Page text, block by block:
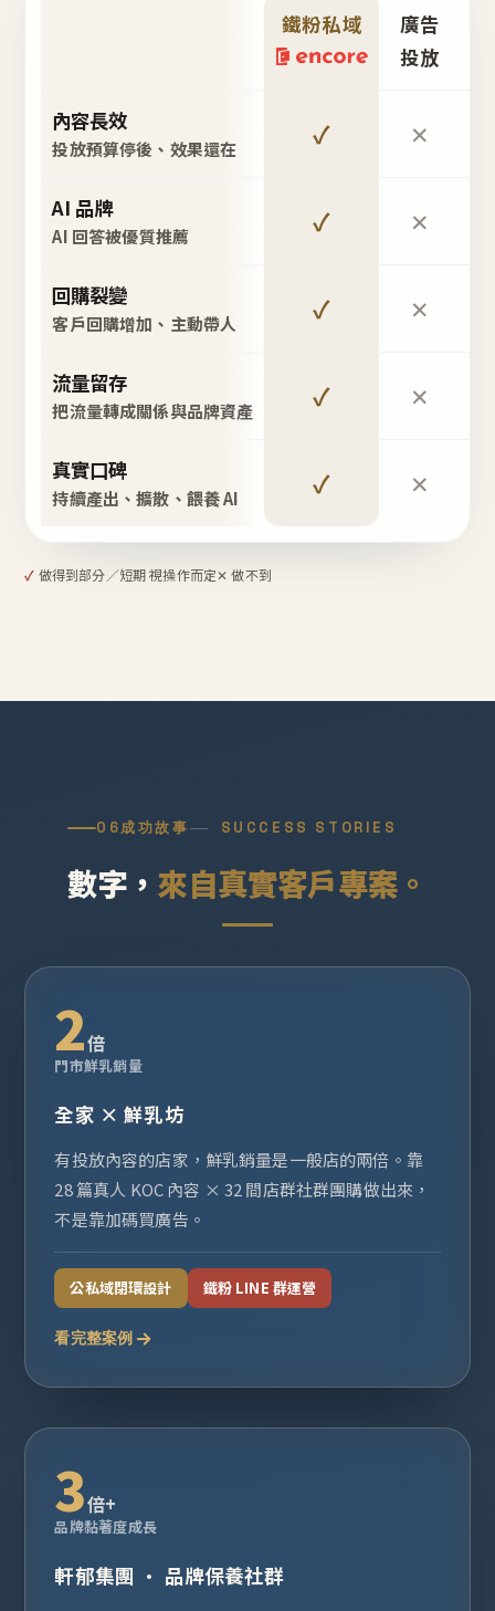
鐵粉私域
廣告
投放
內容長效
投放預算停後、效果還在 ✓ ✕
AI 品牌
AI 回答被優質推薦 ✓ ✕
回購裂變
客戶回購增加、主動帶人 ✓ ✕
流量留存
把流量轉成關係與品牌資產 ✓ ✕
真實口碑
持續產出、擴散、餵養 AI ✓ ✕
✓ 做得到部分／短期 視操作而定✕ 做不到
06成功故事 SUCCESS STORIES
數字， 來自真實客戶專案。
2倍
門市鮮乳銷量
全家 × 鮮乳坊
有投放內容的店家，鮮乳銷量是一般店的兩倍。靠
28 篇真人 KOC 內容 × 32 間店群社群團購做出來，
不是靠加碼買廣告。
公私域閉環設計 鐵粉 LINE 群運營
看完整案例
3倍+
品牌黏著度成長
軒郁集團 · 品牌保養社群